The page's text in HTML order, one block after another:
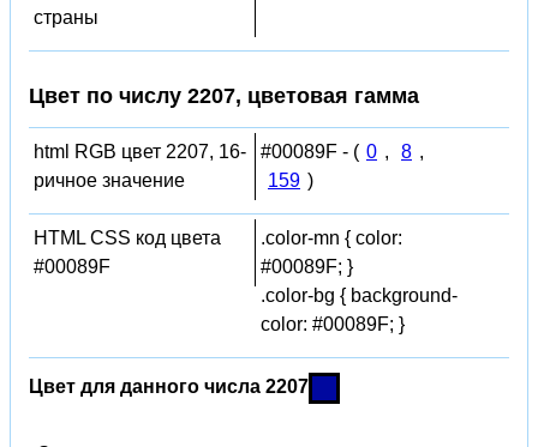
страны
Цвет по числу 2207, цветовая гамма
html RGB цвет 2207, 16-
ричное значение
#00089F - ( 0 , 8 ,
159 )
HTML CSS код цвета
#00089F
.color-mn { color:
#00089F; }
.color-bg { background-
color: #00089F; }
Цвет для данного числа 2207